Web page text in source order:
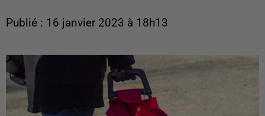
Publié : 16 janvier 2023 à 18h13